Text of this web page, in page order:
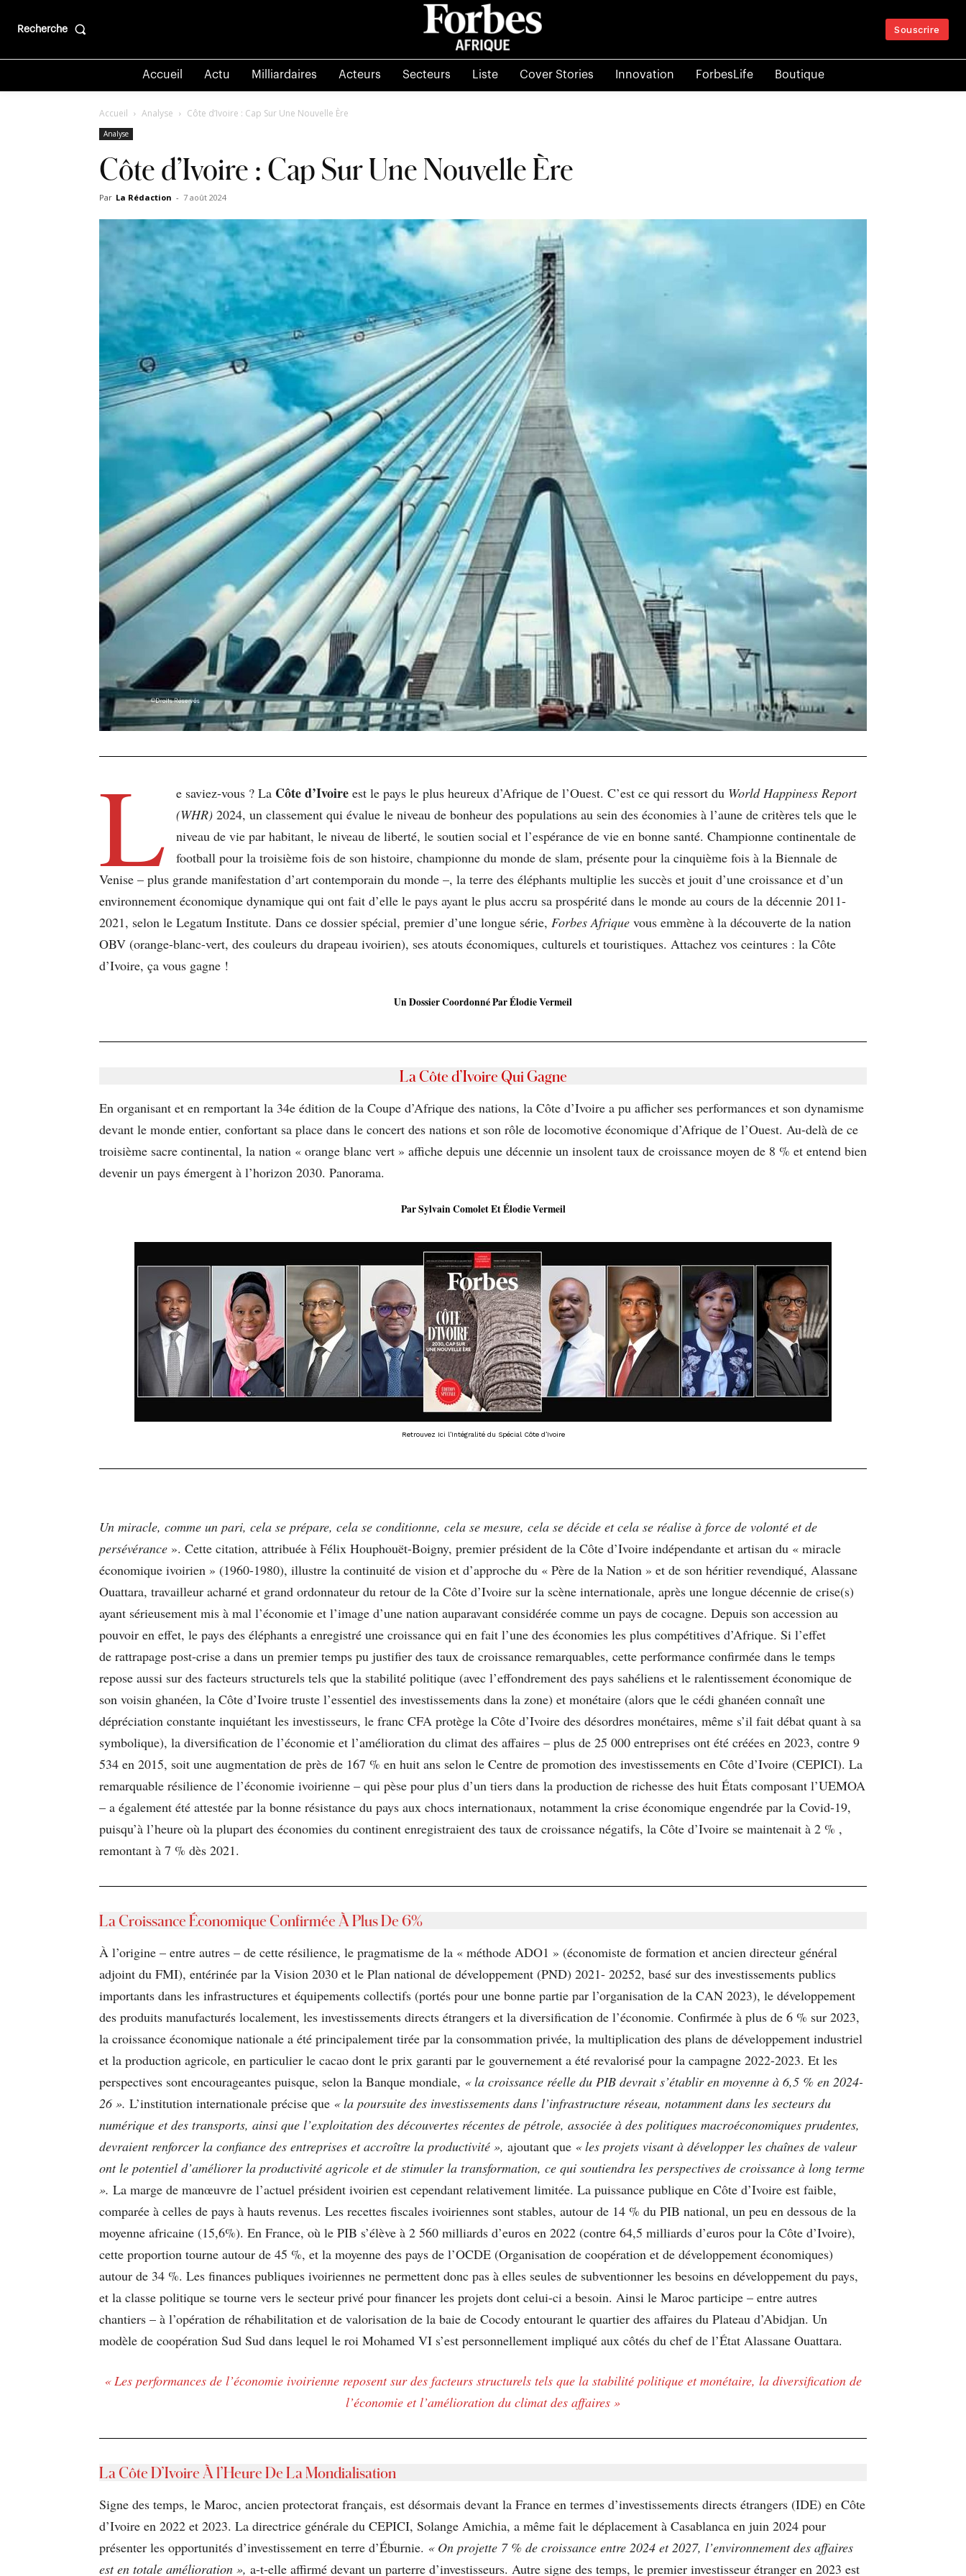
Recherche Souscrire
Accueil Actu Milliardaires Acteurs Secteurs Liste Cover Stories Innovation ForbesLife Boutique
Accueil Analyse Côte d’Ivoire : Cap Sur Une Nouvelle Ère
Analyse
Côte d’Ivoire : Cap Sur Une Nouvelle Ère
Par La Rédaction - 7 août 2024
L e saviez-vous ? La Côte d’Ivoire est le pays le plus heureux d’Afrique de l’Ouest. C’est ce qui ressort du World Happiness Report
(WHR)2024, un classement qui évalue le niveau de bonheur des populations au sein des économies à l’aune de critères tels que le
niveau de vie par habitant, le niveau de liberté, le soutien social et l’espérance de vie en bonne santé. Championne continentale de
football pour la troisième fois de son histoire, championne du monde de slam, présente pour la cinquième fois à la Biennale de
Venise – plus grande manifestation d’art contemporain du monde –, la terre des éléphants multiplie les succès et jouit d’une croissance et d’un
environnement économique dynamique qui ont fait d’elle le pays ayant le plus accru sa prospérité dans le monde au cours de la décennie 2011-
2021, selon le Legatum Institute. Dans ce dossier spécial, premier d’une longue série, Forbes Afrique vous emmène à la découverte de la nation
OBV (orange-blanc-vert, des couleurs du drapeau ivoirien), ses atouts économiques, culturels et touristiques. Attachez vos ceintures : la Côte
d’Ivoire, ça vous gagne !
Un Dossier Coordonné Par Élodie Vermeil
La Côte d’Ivoire Qui Gagne
En organisant et en remportant la 34e édition de la Coupe d’Afrique des nations, la Côte d’Ivoire a pu afficher ses performances et son dynamisme
devant le monde entier, confortant sa place dans le concert des nations et son rôle de locomotive économique d’Afrique de l’Ouest. Au-delà de ce
troisième sacre continental, la nation « orange blanc vert » affiche depuis une décennie un insolent taux de croissance moyen de 8 % et entend bien
devenir un pays émergent à l’horizon 2030. Panorama.
Par Sylvain Comolet Et Élodie Vermeil
Retrouvez Ici l’Intégralité du Spécial Côte d’Ivoire
Un miracle, comme un pari, cela se prépare, cela se conditionne, cela se mesure, cela se décide et cela se réalise à force de volonté et de
persévérance ». Cette citation, attribuée à Félix Houphouët-Boigny, premier président de la Côte d’Ivoire indépendante et artisan du « miracle
économique ivoirien » (1960-1980), illustre la continuité de vision et d’approche du « Père de la Nation » et de son héritier revendiqué, Alassane
Ouattara, travailleur acharné et grand ordonnateur du retour de la Côte d’Ivoire sur la scène internationale, après une longue décennie de crise(s)
ayant sérieusement mis à mal l’économie et l’image d’une nation auparavant considérée comme un pays de cocagne. Depuis son accession au
pouvoir en effet, le pays des éléphants a enregistré une croissance qui en fait l’une des économies les plus compétitives d’Afrique. Si l’effet
de rattrapage post-crise a dans un premier temps pu justifier des taux de croissance remarquables, cette performance confirmée dans le temps
repose aussi sur des facteurs structurels tels que la stabilité politique (avec l’effondrement des pays sahéliens et le ralentissement économique de
son voisin ghanéen, la Côte d’Ivoire truste l’essentiel des investissements dans la zone) et monétaire (alors que le cédi ghanéen connaît une
dépréciation constante inquiétant les investisseurs, le franc CFA protège la Côte d’Ivoire des désordres monétaires, même s’il fait débat quant à sa
symbolique), la diversification de l’économie et l’amélioration du climat des affaires – plus de 25 000 entreprises ont été créées en 2023, contre 9
534 en 2015, soit une augmentation de près de 167 % en huit ans selon le Centre de promotion des investissements en Côte d’Ivoire (CEPICI). La
remarquable résilience de l’économie ivoirienne – qui pèse pour plus d’un tiers dans la production de richesse des huit États composant l’UEMOA
– a également été attestée par la bonne résistance du pays aux chocs internationaux, notamment la crise économique engendrée par la Covid-19,
puisqu’à l’heure où la plupart des économies du continent enregistraient des taux de croissance négatifs, la Côte d’Ivoire se maintenait à 2 % ,
remontant à 7 % dès 2021.
La Croissance Économique Confirmée À Plus De 6%
À l’origine – entre autres – de cette résilience, le pragmatisme de la « méthode ADO1 » (économiste de formation et ancien directeur général
adjoint du FMI), entérinée par la Vision 2030 et le Plan national de développement (PND) 2021- 20252, basé sur des investissements publics
importants dans les infrastructures et équipements collectifs (portés pour une bonne partie par l’organisation de la CAN 2023), le développement
des produits manufacturés localement, les investissements directs étrangers et la diversification de l’économie. Confirmée à plus de 6 % sur 2023,
la croissance économique nationale a été principalement tirée par la consommation privée, la multiplication des plans de développement industriel
et la production agricole, en particulier le cacao dont le prix garanti par le gouvernement a été revalorisé pour la campagne 2022-2023. Et les
perspectives sont encourageantes puisque, selon la Banque mondiale, « la croissance réelle du PIB devrait s’établir en moyenne à 6,5 % en 2024-
26 ». L’institution internationale précise que « la poursuite des investissements dans l’infrastructure réseau, notamment dans les secteurs du
numérique et des transports, ainsi que l’exploitation des découvertes récentes de pétrole, associée à des politiques macroéconomiques prudentes,
devraient renforcer la confiance des entreprises et accroître la productivité », ajoutant que « les projets visant à développer les chaînes de valeur
ont le potentiel d’améliorer la productivité agricole et de stimuler la transformation, ce qui soutiendra les perspectives de croissance à long terme
». La marge de manœuvre de l’actuel président ivoirien est cependant relativement limitée. La puissance publique en Côte d’Ivoire est faible,
comparée à celles de pays à hauts revenus. Les recettes fiscales ivoiriennes sont stables, autour de 14 % du PIB national, un peu en dessous de la
moyenne africaine (15,6%). En France, où le PIB s’élève à 2 560 milliards d’euros en 2022 (contre 64,5 milliards d’euros pour la Côte d’Ivoire),
cette proportion tourne autour de 45 %, et la moyenne des pays de l’OCDE (Organisation de coopération et de développement économiques)
autour de 34 %. Les finances publiques ivoiriennes ne permettent donc pas à elles seules de subventionner les besoins en développement du pays,
et la classe politique se tourne vers le secteur privé pour financer les projets dont celui-ci a besoin. Ainsi le Maroc participe – entre autres
chantiers – à l’opération de réhabilitation et de valorisation de la baie de Cocody entourant le quartier des affaires du Plateau d’Abidjan. Un
modèle de coopération Sud Sud dans lequel le roi Mohamed VI s’est personnellement impliqué aux côtés du chef de l’État Alassane Ouattara.
« Les performances de l’économie ivoirienne reposent sur des facteurs structurels tels que la stabilité politique et monétaire, la diversification de
l’économie et l’amélioration du climat des affaires »
La Côte D’Ivoire À l’Heure De La Mondialisation
Signe des temps, le Maroc, ancien protectorat français, est désormais devant la France en termes d’investissements directs étrangers (IDE) en Côte
d’Ivoire en 2022 et 2023. La directrice générale du CEPICI, Solange Amichia, a même fait le déplacement à Casablanca en juin 2024 pour
présenter les opportunités d’investissement en terre d’Éburnie. « On projette 7 % de croissance entre 2024 et 2027, l’environnement des affaires
est en totale amélioration », a-t-elle affirmé devant un parterre d’investisseurs. Autre signe des temps, le premier investisseur étranger en 2023 est